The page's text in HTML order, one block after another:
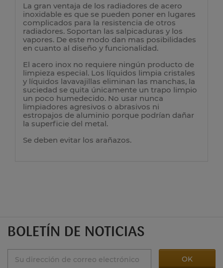
La gran ventaja de los radiadores de acero
inoxidable es que se pueden poner en lugares
complicados para la resistencia de otros
radiadores. Soportan las salpicaduras y los
vapores. De este modo dan mas posibilidades
en cuanto al diseño y funcionalidad.
El acero inox no requiere ningún producto de
limpieza especial. Los líquidos limpia cristales
y líquidos lavavajillas eliminan las manchas, la
suciedad se quita únicamente un trapo limpio
un poco humedecido. No usar nunca
limpiadores agresivos o abrasivos ni
estropajos de aluminio porque podrían dañar
la superficie del metal.
Se deben evitar los arañazos.
BOLETÍN DE NOTICIAS